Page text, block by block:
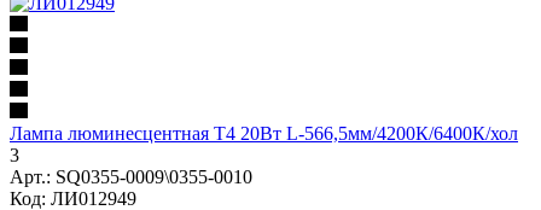
Лампа люминесцентная Т4 20Вт L-566,5мм/4200К/6400К/хол
3
Арт.: SQ0355-0009\0355-0010
Код: ЛИ012949